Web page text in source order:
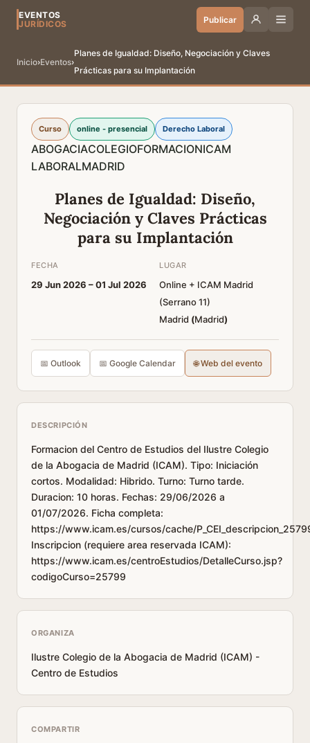
EVENTOS
JURÍDICOS
Publicar
Inicio›Eventos›
Planes de Igualdad: Diseño, Negociación y Claves
Prácticas para su Implantación
Curso online - presencial Derecho Laboral
ABOGACIACOLEGIOFORMACIONICAM
LABORALMADRID
Planes de Igualdad: Diseño,
Negociación y Claves Prácticas
para su Implantación
FECHA
29 Jun 2026 –01 Jul 2026
LUGAR
Online + ICAM Madrid
(Serrano 11)
Madrid (Madrid)
📅 Outlook 📅 Google Calendar 🌐 Web del evento
DESCRIPCIÓN
Formacion del Centro de Estudios del Ilustre Colegio
de la Abogacia de Madrid (ICAM). Tipo: Iniciación
cortos. Modalidad: Hibrido. Turno: Turno tarde.
Duracion: 10 horas. Fechas: 29/06/2026 a
01/07/2026. Ficha completa:
https://www.icam.es/cursos/cache/
Inscripcion (requiere area reservada ICAM):
https://www.icam.es/centroEstudios/DetalleCurso.jsp?
codigoCurso=25799
ORGANIZA
Ilustre Colegio de la Abogacia de Madrid (ICAM) -
Centro de Estudios
COMPARTIR